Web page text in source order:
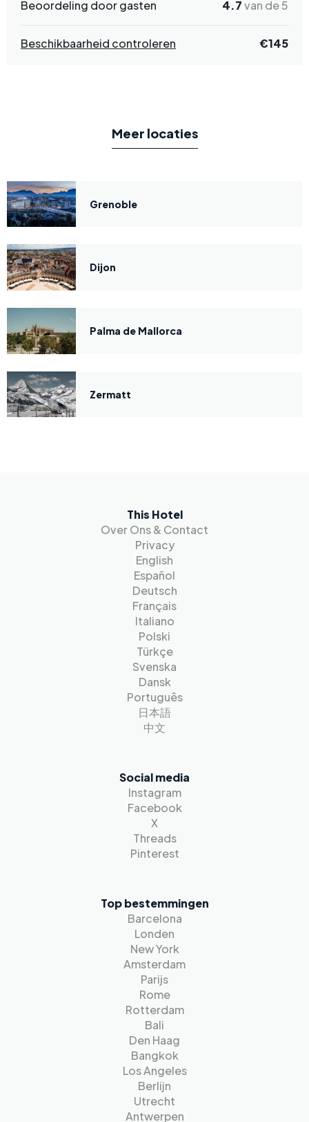
Beoordeling door gasten 4.7van de 5
Beschikbaarheid controleren €145
Meer locaties
Grenoble
Dijon
Palma de Mallorca
Zermatt
This Hotel
Over Ons & Contact
Privacy
English
Español
Deutsch
Français
Italiano
Polski
Türkçe
Svenska
Dansk
Português
日本語
中文
Social media
Instagram
Facebook
X
Threads
Pinterest
Top bestemmingen
Barcelona
Londen
New York
Amsterdam
Parijs
Rome
Rotterdam
Bali
Den Haag
Bangkok
Los Angeles
Berlijn
Utrecht
Antwerpen